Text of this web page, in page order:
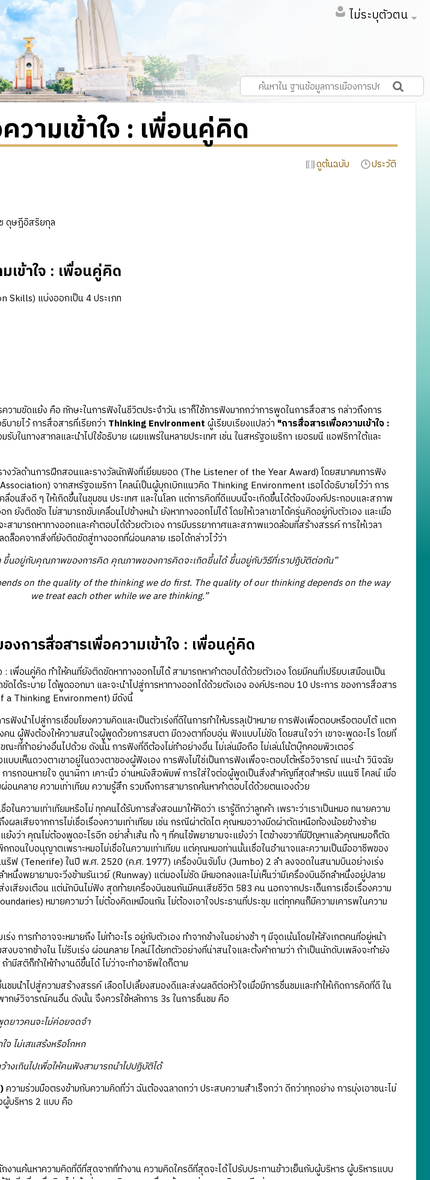
ไม่ระบุตัวตน
วามเข้าใจ : เพื่อนคู่คิด
ดูต้นฉบับ ประวัติ
ดุษฎีอิสริยกุล
เข้าใจ : เพื่อนคู่คิด
แบ่งออกเป็น 4 ประเภท
ขัดแย้ง คือ ทักษะในการฟังในชีวิตประจำวัน เราก็ใช้การฟังมากกว่าการพูดในการสื่อสาร กล่าวถึงการ
ายไว้ การสื่อสารที่เรียกว่า Thinking Environment ผู้เรียบเรียงแปลว่า "การสื่อสารเพื่อความเข้าใจ :
บในทางสากลและนำไปใช้อธิบาย เผยแพร่ในหลายประเทศ เช่น ในสหรัฐอเมริกา เยอรมนี แอฟริกาใต้และ
ด้านการฝึกสอนและรางวัลนักฟังที่เยี่ยมยอด (The Listener of the Year Award) โดยสมาคมการฟัง
จากสหรัฐอเมริกา ไคลน์เป็นผู้บุกเบิกแนวคิด Thinking Environment เธอได้อธิบายไว้ว่า การ
อนสิ่งดี ๆ ให้เกิดขึ้นในชุมชน ประเทศ และในโลก แต่การคิดที่ดีแบบนี้จะเกิดขึ้นได้ต้องมีองค์ประกอบและสภาพ
ก ยังติดขัด ไม่สามารถขับเคลื่อนไปข้างหน้า ยังหาทางออกไม่ได้ โดยให้เวลาเขาได้ครุ่นคิดอยู่กับตัวเอง และเมื่อ
สามารถหาทางออกและคำตอบได้ด้วยตัวเอง การมีบรรยากาศและสภาพแวดล้อมที่สร้างสรรค์ การให้เวลา
อคจากสิ่งที่ยังติดขัดสู่ทางออกที่ผ่อนคลาย เธอได้กล่าวไว้ว่า
ขึ้นอยู่กับคุณภาพของการคิด คุณภาพของการคิดจะเกิดขึ้นได้ ขึ้นอยู่กับวิธีที่เราปฏิบัติต่อกัน”
on the quality of the thinking we do first. The quality of our thinking depends on the way
we treat each other while we are thinking.”
งการสื่อสารเพื่อความเข้าใจ : เพื่อนคู่คิด
อนคู่คิด ทำให้คนที่ยังติดขัดหาทางออกไม่ได้ สามารถหาคำตอบได้ด้วยตัวเอง โดยมีคนที่เปรียบเสมือนเป็น
ดได้ระบาย ได้พูดออกมา และจะนำไปสู่การหาทางออกได้ด้วยตังเอง องค์ประกอบ 10 ประการ ของการสื่อสาร
a Thinking Environment) มีดังนี้
รฟังนำไปสู่การเชื่อมโยงความคิดและเป็นตัวเร่งที่ดีในการทำให้บรรลุเป้าหมาย การฟังเพื่อตอบหรือตอบโต้ แตก
น ผู้ฟังต้องให้ความสนใจผู้พูดด้วยการสบตา มีดวงตาที่อบอุ่น ฟังแบบไม่ขัด โดยสนใจว่า เขาจะพูดอะไร โดยที่
ะที่ทำอย่างอื่นไปด้วย ดังนั้น การฟังที่ดีต้องไม่ทำอย่างอื่น ไม่เล่นมือถือ ไม่เล่นโน้ตบุ๊กคอมพิวเตอร์
บเห็นดวงตาเขาอยู่ในดวงตาของผู้ฟังเอง การฟังไม่ใช่เป็นการฟังเพื่อจะตอบโต้หรือวิจารณ์ แนะนำ วินิจฉัย
ารถอนหายใจ ดูนาฬิกา เคาะนิ้ว อ่านหนังสือพิมพ์ การใส่ใจต่อผู้พูดเป็นสิ่งสำคัญที่สุดสำหรับ แนนซี ไคลน์ เมื่อ
อนคลาย ความเท่าเทียม ความรู้สึก รวมถึงการสามารถค้นหาคำตอบได้ด้วยตนเองด้วย
อในความเท่าเทียมหรือไม่ ทุกคนได้รับการสั่งสอนมาให้คิดว่า เรารู้ดีกว่าลูกค้า เพราะว่าเราเป็นหมอ ทนายความ
ผลเสียจากการไม่เชื่อเรื่องความเท่าเทียม เช่น กรณีผ่าตัดไต คุณหมอวางมีดผ่าตัดเหนือท้องน้อยข้างซ้าย
งว่า คุณไม่ต้องพูดอะไรอีก อย่าล้ำเส้น ทั้ง ๆ ที่คนไข้พยายามจะแย้งว่า ไตข้างขวาที่มีปัญหาแล้วคุณหมอก็ตัด
อนใบอนุญาตเพราะหมอไม่เชื่อในความเท่าเทียม แต่คุณหมอท่านนั้นเชื่อในอำนาจและความเป็นมืออาชีพของ
ริฟ (Tenerife) ในปี พ.ศ. 2520 (ค.ศ. 1977) เครื่องบินจัมโบ (Jumbo) 2 ลำ ลงจอดในสนามบินอย่างเร่ง
นึ่งพยายามจะวิ่งข้ามรันเวย์ (Runway) แต่มองไม่ชัด มีหมอกลงและไม่เห็นว่ามีเครื่องบินอีกลำหนึ่งอยู่ปลาย
เสียงเตือน แต่นักบินไม่ฟัง สุดท้ายเครื่องบินชนกันมีคนเสียชีวิต 583 คน นอกจากประเด็นการเชื่อเรื่องความ
หมายความว่า ไม่ต้องคิดเหมือนกัน ไม่ต้องเอาใจประธานที่ประชุม แต่ทุกคนก็มีความเคารพในความ
ร่ง การทำอาจจะหมายถึง ไม่ทำอะไร อยู่กับตัวเอง ทำจากข้างในอย่างช้า ๆ มีจุดเน้นโดยให้สังเกตคนที่อยู่หน้า
จากข้างใน ไม่รีบเร่ง ผ่อนคลาย ไคลน์ได้ยกตัวอย่างที่น่าสนใจและตั้งคำถามว่า ถ้าเป็นนักดับเพลิงจะทำยัง
มีสติก็ทำให้ทำงานดีขึ้นได้ ไม่ว่าจะทำอาชีพใดก็ตาม
ชมนำไปสู่ความสร้างสรรค์ เลือดไปเลี้ยงสมองดีและส่งผลดีต่อหัวใจเมื่อมีการชื่นชมและทำให้เกิดการคิดที่ดี ใน
ากษ์วิจารณ์คนอื่น ดังนั้น จึงควรใช้หลักการ 3s ในการชื่นชม คือ
วคนจะไม่ค่อยจดจำ
ม่เสแสร้งหรือโกหก
นไปเพื่อให้คนฟังสามารถนำไปปฏิบัติได้
ความร่วมมือตรงข้ามกับความคิดที่ว่า ฉันต้องฉลาดกว่า ประสบความสำเร็จกว่า ดีกว่าทุกอย่าง การมุ่งเอาชนะไม่
บริหาร 2 แบบ คือ
ค้นหาความคิดที่ดีที่สุดจากที่ทำงาน ความคิดใครดีที่สุดจะได้ไปรับประทานข้าวเย็นกับผู้บริหาร ผู้บริหารแบบ